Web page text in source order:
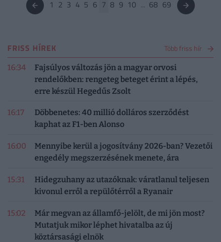
1 2 3 4 5 6 7 8 9 10 ... 68 69
FRISS HÍREK Több friss hír
16:34
Fajsúlyos változás jön a magyar orvosi
rendelőkben: rengeteg beteget érint a lépés,
erre készül Hegedűs Zsolt
16:17
Döbbenetes: 40 millió dolláros szerződést
kaphat az F1-ben Alonso
16:00
Mennyibe kerül a jogosítvány 2026-ban? Vezetői
engedély megszerzésének menete, ára
15:31
Hidegzuhany az utazóknak: váratlanul teljesen
kivonul erről a repülőtérről a Ryanair
15:02
Már megvan az államfő-jelölt, de mi jön most?
Mutatjuk mikor léphet hivatalba az új
köztársasági elnök